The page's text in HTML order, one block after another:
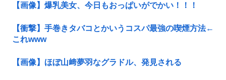
【画像】爆乳美女、今日もおっぱいがでかい！！！
【衝撃】手巻きタバコとかいうコスパ最強の喫煙方法←
これwww
【画像】ほぼ山﨑夢羽なグラドル、発見される